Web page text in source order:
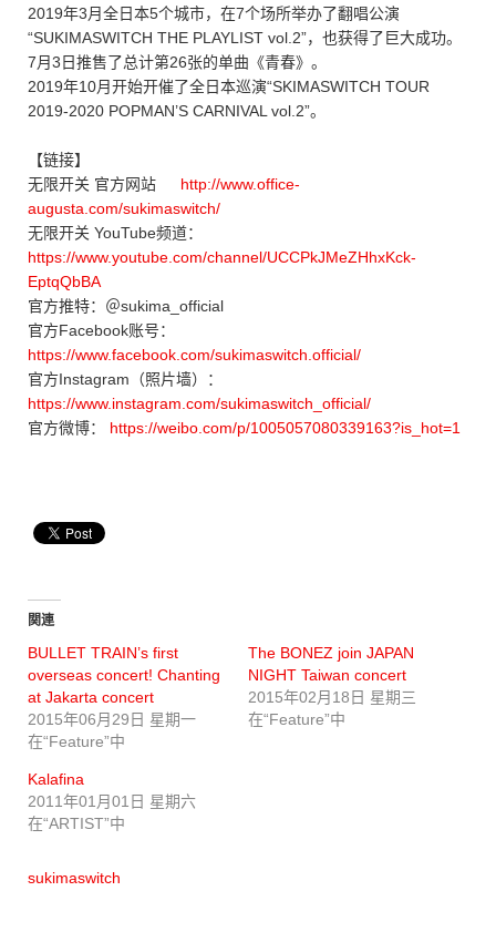
2019年3月全日本5个城市，在7个场所举办了翻唱公演
“SUKIMASWITCH THE PLAYLIST vol.2”，也获得了巨大成功。
7月3日推售了总计第26张的单曲《青春》。
2019年10月开始开催了全日本巡演“SKIMASWITCH TOUR
2019-2020 POPMAN’S CARNIVAL vol.2”。
【链接】
无限开关 官方网站
http://www.office-
augusta.com/sukimaswitch/
无限开关 YouTube频道：
https://www.youtube.com/channel/UCCPkJMeZHhxKck-
EptqQbBA
官方推特：＠sukima_official
官方Facebook账号：
https://www.facebook.com/sukimaswitch.official/
官方Instagram（照片墙）：
https://www.instagram.com/sukimaswitch_official/
官方微博： https://weibo.com/p/1005057080339163?is_hot=1
関連
BULLET TRAIN’s first
overseas concert! Chanting
at Jakarta concert
2015年06月29日 星期一
在“Feature”中
The BONEZ join JAPAN
NIGHT Taiwan concert
2015年02月18日 星期三
在“Feature”中
Kalafina
2011年01月01日 星期六
在“ARTIST”中
sukimaswitch